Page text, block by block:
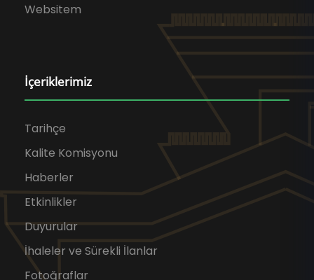
Websitem
İçeriklerimiz
Tarihçe
Kalite Komisyonu
Haberler
Etkinlikler
Duyurular
İhaleler ve Sürekli İlanlar
Fotoğraflar